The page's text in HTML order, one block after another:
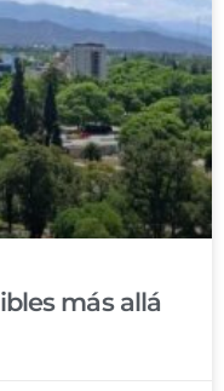
más allá